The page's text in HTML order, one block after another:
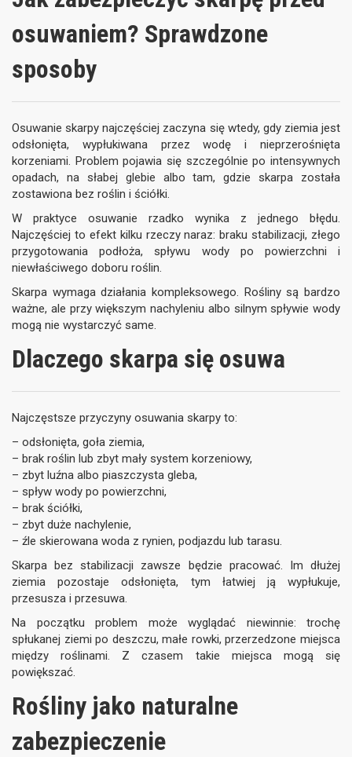
osuwaniem? Sprawdzone
sposoby
Osuwanie skarpy najczęściej zaczyna się wtedy, gdy ziemia jest
odsłonięta, wypłukiwana przez wodę i nieprzerośnięta
korzeniami. Problem pojawia się szczególnie po intensywnych
opadach, na słabej glebie albo tam, gdzie skarpa została
zostawiona bez roślin i ściółki.
W praktyce osuwanie rzadko wynika z jednego błędu.
Najczęściej to efekt kilku rzeczy naraz: braku stabilizacji, złego
przygotowania podłoża, spływu wody po powierzchni i
niewłaściwego doboru roślin.
Skarpa wymaga działania kompleksowego. Rośliny są bardzo
ważne, ale przy większym nachyleniu albo silnym spływie wody
mogą nie wystarczyć same.
Dlaczego skarpa się osuwa
Najczęstsze przyczyny osuwania skarpy to:
– odsłonięta, goła ziemia,
– brak roślin lub zbyt mały system korzeniowy,
– zbyt luźna albo piaszczysta gleba,
– spływ wody po powierzchni,
– brak ściółki,
– zbyt duże nachylenie,
– źle skierowana woda z rynien, podjazdu lub tarasu.
Skarpa bez stabilizacji zawsze będzie pracować. Im dłużej
ziemia pozostaje odsłonięta, tym łatwiej ją wypłukuje,
przesusza i przesuwa.
Na początku problem może wyglądać niewinnie: trochę
spłukanej ziemi po deszczu, małe rowki, przerzedzone miejsca
między roślinami. Z czasem takie miejsca mogą się
powiększać.
Rośliny jako naturalne
zabezpieczenie